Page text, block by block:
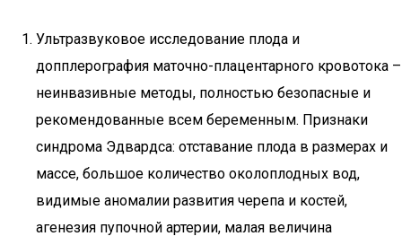
Ультразвуковое исследование плода и
допплерография маточно-плацентарного кровотока –
неинвазивные методы, полностью безопасные и
рекомендованные всем беременным. Признаки
синдрома Эдвардса: отставание плода в размерах и
массе, большое количество околоплодных вод,
видимые аномалии развития черепа и костей,
агенезия пупочной артерии, малая величина